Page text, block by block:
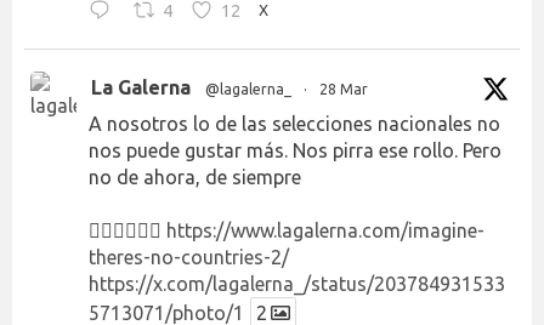
4 12 X
La Galerna @lagalerna_ · 28 Mar
A nosotros lo de las selecciones nacionales no
nos puede gustar más. Nos pirra ese rollo. Pero
no de ahora, de siempre
👉🏻👉🏻👉🏻 https://www.lagalerna.com/imagine-
theres-no-countries-2/
https://x.com/lagalerna_/status/203784931533
5713071/photo/1
2